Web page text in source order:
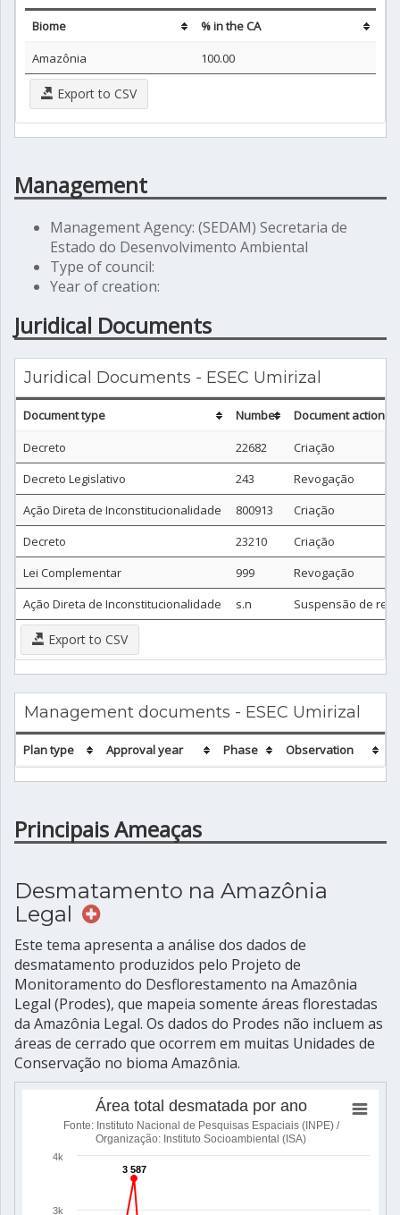
Biome
% in the CA
Amazônia
100.00
Export to CSV
Management
Management Agency: (SEDAM) Secretaria de
Estado do Desenvolvimento Ambiental
Type of council:
Year of creation:
Juridical Documents
Juridical Documents - ESEC Umirizal
Document type Number
Document action
Decreto
22682
Criação
Decreto Legislativo
243
Revogação
Ação Direta de Inconstitucionalidade
800913
Criação
Decreto
23210
Criação
Lei Complementar
999
Revogação
Ação Direta de Inconstitucionalidade
s.n Suspensão de
Export to CSV
Management documents - ESEC Umirizal
Plan type Approval year Phase Observation
Principais Ameaças
Desmatamento na Amazônia
Legal
Este tema apresenta a análise dos dados de
desmatamento produzidos pelo Projeto de
Monitoramento do Desflorestamento na Amazônia
Legal (Prodes), que mapeia somente áreas florestadas
da Amazônia Legal. Os dados do Prodes não incluem as
áreas de cerrado que ocorrem em muitas Unidades de
Conservação no bioma Amazônia.